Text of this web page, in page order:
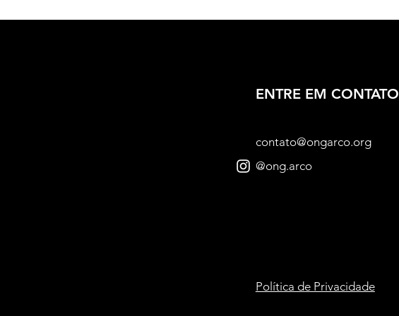
ENTRE EM CONTATO
contato@ongarco.org
@ong.arco
Política de Privacidade